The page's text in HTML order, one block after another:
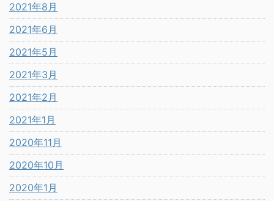
2021年8月
2021年6月
2021年5月
2021年3月
2021年2月
2021年1月
2020年11月
2020年10月
2020年1月